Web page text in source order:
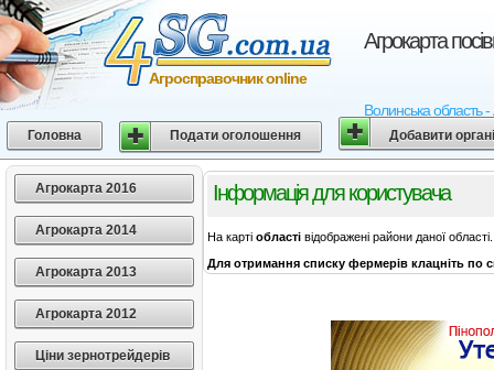
Агрокарта
Волинська область -
Агросправочник online
Головна Подати оголошення Добавити
Агрокарта 2016
Агрокарта 2014
Агрокарта 2013
Агрокарта 2012
Ціни зернотрейдерів
Інформація для користувача
На карті області відображені райони даної області.
Для отримання списку фермерів клацніть по